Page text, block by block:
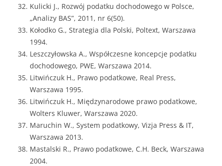
Kulicki J., Rozwój podatku dochodowego w Polsce,
„Analizy BAS”, 2011, nr 6(50).
Kołodko G., Strategia dla Polski, Poltext, Warszawa
1994.
Leszczyłowska A., Współczesne koncepcje podatku
dochodowego, PWE, Warszawa 2014.
Litwińczuk H., Prawo podatkowe, Real Press,
Warszawa 1995.
Litwińczuk H., Międzynarodowe prawo podatkowe,
Wolters Kluwer, Warszawa 2020.
Maruchin W., System podatkowy, Vizja Press & IT,
Warszawa 2013.
Mastalski R., Prawo podatkowe, C.H. Beck, Warszawa
2004.